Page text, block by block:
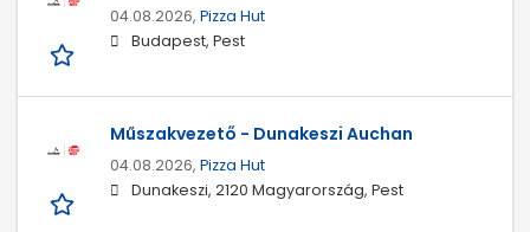
04.08.2026, Pizza Hut
Budapest, Pest
Műszakvezető - Dunakeszi Auchan
04.08.2026, Pizza Hut
Dunakeszi, 2120 Magyarország, Pest